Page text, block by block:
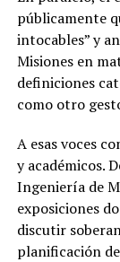
públicamente
intocables” y
Misiones en
definiciones
como otro
A esas voces
y académicos.
Ingeniería de
exposiciones
discutir
planificación